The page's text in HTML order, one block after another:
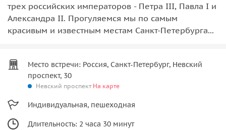
трех российских императоров - Петра III, Павла I и
Александра II. Прогуляемся мы по самым
красивым и известным местам Санкт-Петербурга...
Место встречи: Россия, Санкт-Петербург, Невский
проспект, 30
Невский проспект На карте
Индивидуальная, пешеходная
Длительность: 2 часа 30 минут